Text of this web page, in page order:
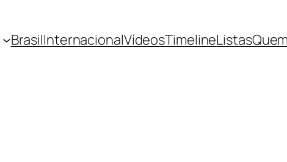
BrasilInternacionalVídeosTimelineListas